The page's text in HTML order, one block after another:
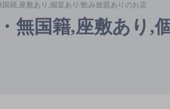
籍,座敷あり,個室あり/飲み放題ありのお店
無国籍,座敷あり,